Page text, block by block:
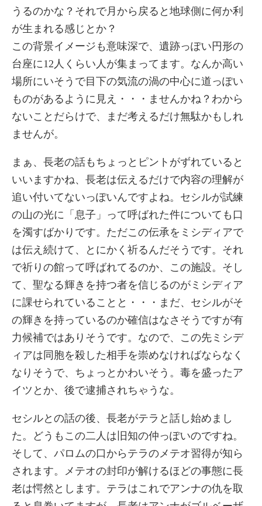
うるのかな？それで月から戻ると地球側に何か利
が生まれる感じとか？
この背景イメージも意味深で、遺跡っぽい円形の
台座に12人くらい人が集まってます。なんか高い
場所にいそうで目下の気流の渦の中心に道っぽい
ものがあるように見え・・・ませんかね？わから
ないことだらけで、まだ考えるだけ無駄かもしれ
ませんが。
まぁ、長老の話もちょっとピントがずれていると
いいますかね、長老は伝えるだけで内容の理解が
追い付いてないっぽいんですよね。セシルが試練
の山の光に「息子」って呼ばれた件についても口
を濁すばかりです。ただこの伝承をミシディアで
は伝え続けて、とにかく祈るんだそうです。それ
で祈りの館って呼ばれてるのか、この施設。そし
て、聖なる輝きを持つ者を信じるのがミシディア
に課せられていることと・・・まだ、セシルがそ
の輝きを持っているのか確信はなさそうですが有
力候補ではありそうです。なので、この先ミシデ
ィアは同胞を殺した相手を崇めなければならなく
なりそうで、ちょっとかわいそう。毒を盛ったア
イツとか、後で逮捕されちゃうな。
セシルとの話の後、長老がテラと話し始めまし
た。どうもこの二人は旧知の仲っぽいのですね。
そして、パロムの口からテラのメテオ習得が知ら
されます。メテオの封印が解けるほどの事態に長
老は愕然とします。テラはこれでアンナの仇を取